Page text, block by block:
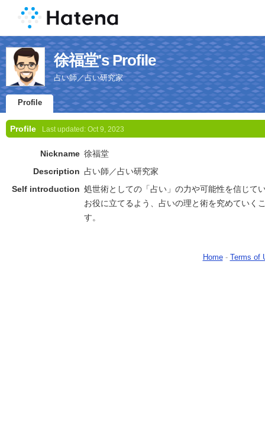
徐福堂's Profile
占い師／占い研究家
Profile
Profile Last updated: Oct 9, 2023
Nickname 徐福堂
Description 占い師／占い研究家
Self introduction 処世術としての「占い」の力や可能性を信じて
お役に立てるよう、占いの理と術を究めていく
す。
Home- Terms of